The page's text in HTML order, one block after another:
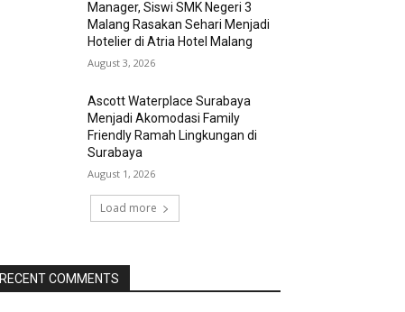
Manager, Siswi SMK Negeri 3
Malang Rasakan Sehari Menjadi
Hotelier di Atria Hotel Malang
August 3, 2026
Ascott Waterplace Surabaya
Menjadi Akomodasi Family
Friendly Ramah Lingkungan di
Surabaya
August 1, 2026
Load more
RECENT COMMENTS